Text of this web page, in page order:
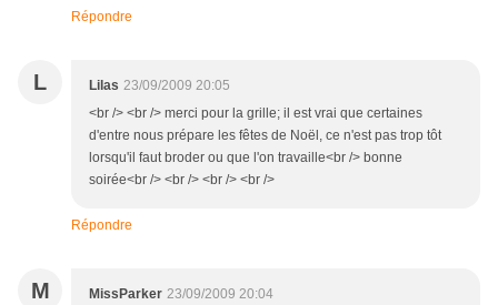
Répondre
L Lilas 23/09/2009 20:05
<br /> <br /> merci pour la grille; il est vrai que certaines
d'entre nous prépare les fêtes de Noël, ce n'est pas trop tôt
lorsqu'il faut broder ou que l'on travaille<br /> bonne
soirée<br /> <br /> <br /> <br />
Répondre
M MissParker 23/09/2009 20:04